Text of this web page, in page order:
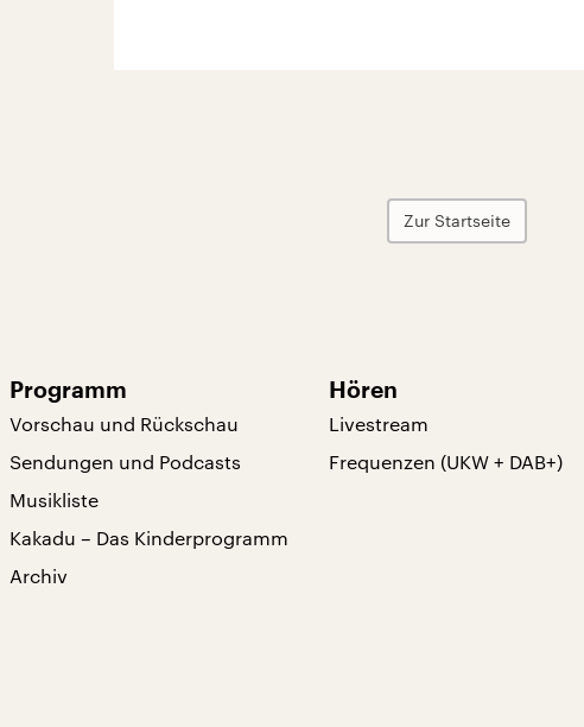
Zur Startseite
Programm
Vorschau und Rückschau
Sendungen und Podcasts
Musikliste
Kakadu – Das Kinderprogramm
Archiv
Hören
Livestream
Frequenzen (UKW + DAB+)